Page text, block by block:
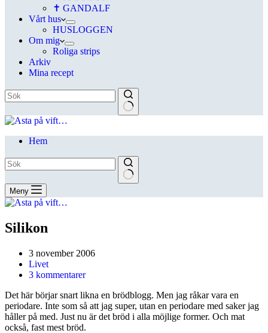
✝ GANDALF
Vårt hus
HUSLOGGEN
Om mig
Roliga strips
Arkiv
Mina recept
Hem
Meny
Silikon
3 november 2006
Livet
3 kommentarer
Det här börjar snart likna en brödblogg. Men jag råkar vara en
periodare. Inte som så att jag super, utan en periodare med saker jag
håller på med. Just nu är det bröd i alla möjlige former. Och mat
också, fast mest bröd.